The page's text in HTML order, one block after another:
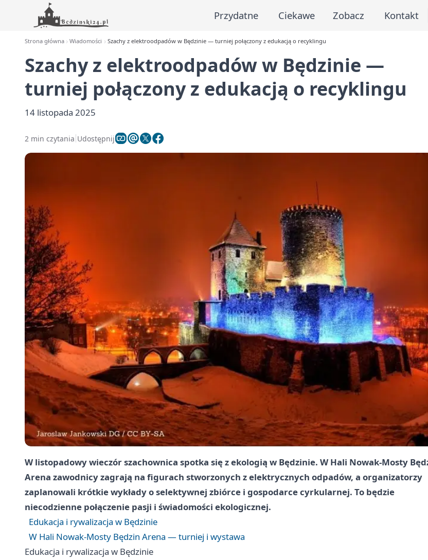
Przydatne Ciekawe Zobacz Kontakt
Strona główna Wiadomości Szachy z elektroodpadów w Będzinie — turniej połączony z edukacją o recyklingu
Szachy z elektroodpadów w Będzinie —
turniej połączony z edukacją o recyklingu
14 listopada 2025
2 min czytania Udostępnij
W listopadowy wieczór szachownica spotka się z ekologią w Będzinie. W Hali Nowak-Mosty
Arena zawodnicy zagrają na figurach stworzonych z elektrycznych odpadów, a organizatorzy
zaplanowali krótkie wykłady o selektywnej zbiórce i gospodarce cyrkularnej. To będzie
niecodzienne połączenie pasji i świadomości ekologicznej.
Edukacja i rywalizacja w Będzinie
W Hali Nowak-Mosty Będzin Arena — turniej i wystawa
Edukacja i rywalizacja w Będzinie